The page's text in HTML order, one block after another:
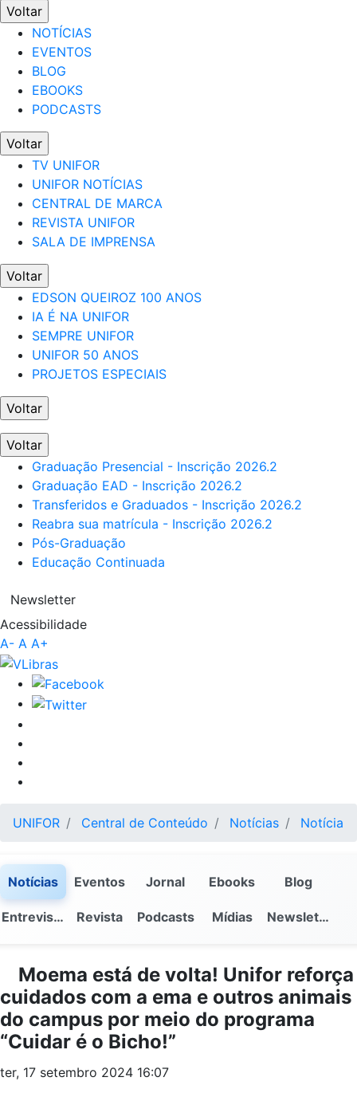
Voltar
NOTÍCIAS
EVENTOS
BLOG
EBOOKS
PODCASTS
Voltar
TV UNIFOR
UNIFOR NOTÍCIAS
CENTRAL DE MARCA
REVISTA UNIFOR
SALA DE IMPRENSA
Voltar
EDSON QUEIROZ 100 ANOS
IA É NA UNIFOR
SEMPRE UNIFOR
UNIFOR 50 ANOS
PROJETOS ESPECIAIS
Voltar
Voltar
Graduação Presencial - Inscrição 2026.2
Graduação EAD - Inscrição 2026.2
Transferidos e Graduados - Inscrição 2026.2
Reabra sua matrícula - Inscrição 2026.2
Pós-Graduação
Educação Continuada
Newsletter
Acessibilidade
A- A A+
UNIFOR Central de Conteúdo Notícias Notícia
Notícias Eventos Jornal Ebooks Blog
Entrevistas Revista Podcasts Mídias Newsletter
Moema está de volta! Unifor reforça
cuidados com a ema e outros animais
do campus por meio do programa
“Cuidar é o Bicho!”
ter, 17 setembro 2024 16:07